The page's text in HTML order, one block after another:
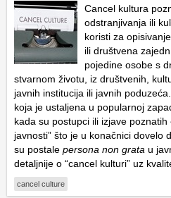
Cancel kultura
odstranjivanja ili
koristi za
ili društvena
pojedine osobe s
stvarnom životu, iz društvenih,
javnih institucija ili javnih
koja je ustaljena u popularnoj
kada su postupci ili izjave
javnosti” što je u konačnici dovelo
su postale persona non grata u
detaljnije o “cancel kulturi” uz
cancel culture